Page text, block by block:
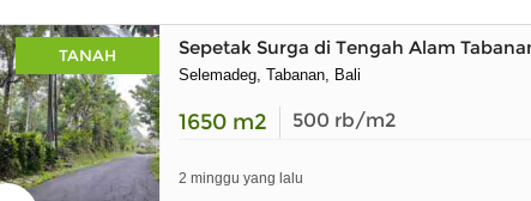
TANAH Sepetak Surga di Tengah Alam
Selemadeg, Tabanan, Bali
1650 m2 500 rb/m2
2 minggu yang lalu